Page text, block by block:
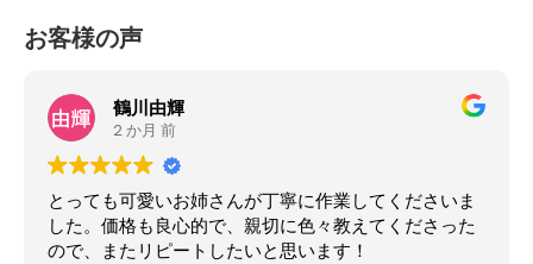
お客様の声
鶴川由輝
2 か月 前
とっても可愛いお姉さんが丁寧に作業してくださいま
した。価格も良心的で、親切に色々教えてくださった
ので、またリピートしたいと思います！